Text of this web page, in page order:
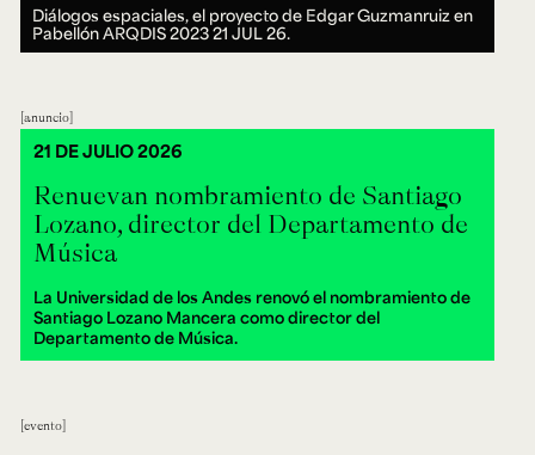
Diálogos espaciales, el proyecto de Edgar Guzmanruiz en
Pabellón ARQDIS 202321 JUL 26.
anuncio
Renuevan nombramiento de Santiago
Lozano, director del Departamento de
Música
La Universidad de los Andes renovó el nombramiento de
Santiago Lozano Mancera como director del
Departamento de Música.
21 DE JULIO 2026
evento